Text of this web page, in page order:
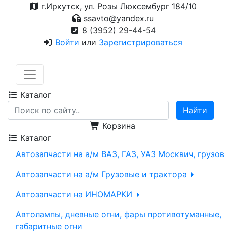
г.Иркутск, ул. Розы Люксембург 184/10
ssavto@yandex.ru
8 (3952) 29-44-54
Войти или Зарегистрироваться
Каталог
Корзина
Каталог
Автозапчасти на а/м ВАЗ, ГАЗ, УАЗ Москвич,
Автозапчасти на а/м Грузовые и трактора
Автозапчасти на ИНОМАРКИ
Автолампы, дневные огни, фары противотуманные,
габаритные огни